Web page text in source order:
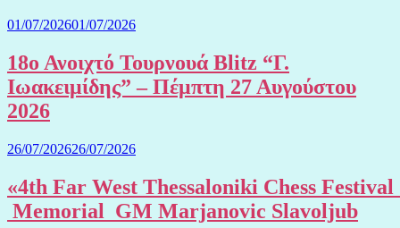
01/07/202601/07/2026
18ο Ανοιχτό Τουρνουά Blitz “Γ.
Ιωακειμίδης” – Πέμπτη 27 Αυγούστου
2026
26/07/202626/07/2026
«4th Far West Thessaloniki Chess Festival
Memorial GM Marjanovic Slavoljub